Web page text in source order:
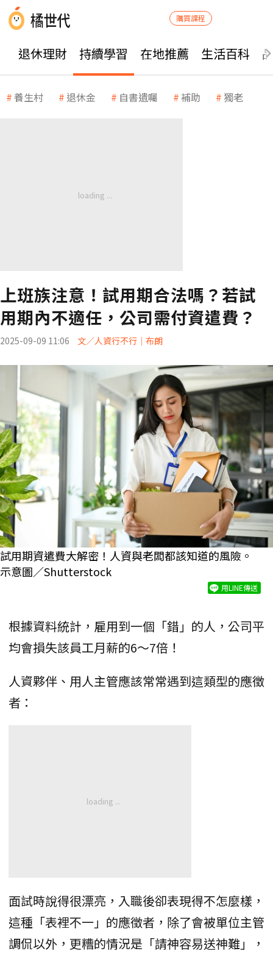
購買課程
退休理財 持續學習 在地推薦 生活百科
養生村 退休金 自書遺囑 補助 獨老
上班族注意！試用期合法嗎？若試
用期內不適任，公司需付資遣費？
2025-09-09 11:06 文／人資行不行│布朗
試用期資遣費大解密！人資與老闆都該知道的風險。
示意圖／Shutterstock
用LINE傳送
根據資料統計，雇用到一個「錯」的人，公司平
均會損失該員工月薪的6～7倍！
人資夥伴、用人主管應該常常遇到這類型的應徵
者：
面試時說得很漂亮，入職後卻表現得不怎麼樣，
這種「表裡不一」的應徵者，除了會被單位主管
調侃以外，更糟的情況是「請神容易送神難」，